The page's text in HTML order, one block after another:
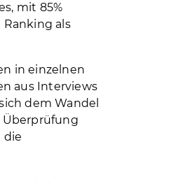
mit 85%
als
in einzelnen
aus Interviews
dem Wandel
Überprüfung
die